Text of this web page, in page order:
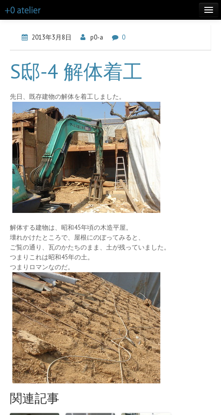
LIFE
WORKS
ABOUT
CONTACT
MORE INFO
BLOG
2013年3月8日 p0-a 0
S邸-4 解体着工
先日、既存建物の解体を着工しました。
解体する建物は、昭和45年頃の木造平屋。
壊れかけたところで、屋根にのぼってみると、
ご覧の通り、瓦のかたちのまま、土が残っていました。
つまりこれは昭和45年の土。
つまりロマンなのだ。
関連記事